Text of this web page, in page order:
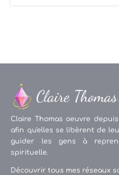
Claire Thomas oeuvre
afin qu'elles se libèrent de
guider les gens à
spirituelle.
Découvrir tous mes réseaux